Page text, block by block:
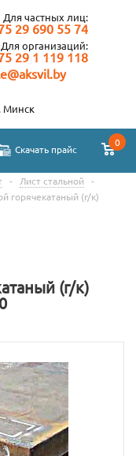
Для частных лиц:
29 690 55 74
Для организаций:
29 1 119 118
Скачать прайс
0
Минск
- Лист стальной
-
горячекатаный (г/к)
(г/к)